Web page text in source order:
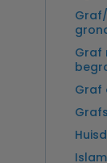
Graf
Graf